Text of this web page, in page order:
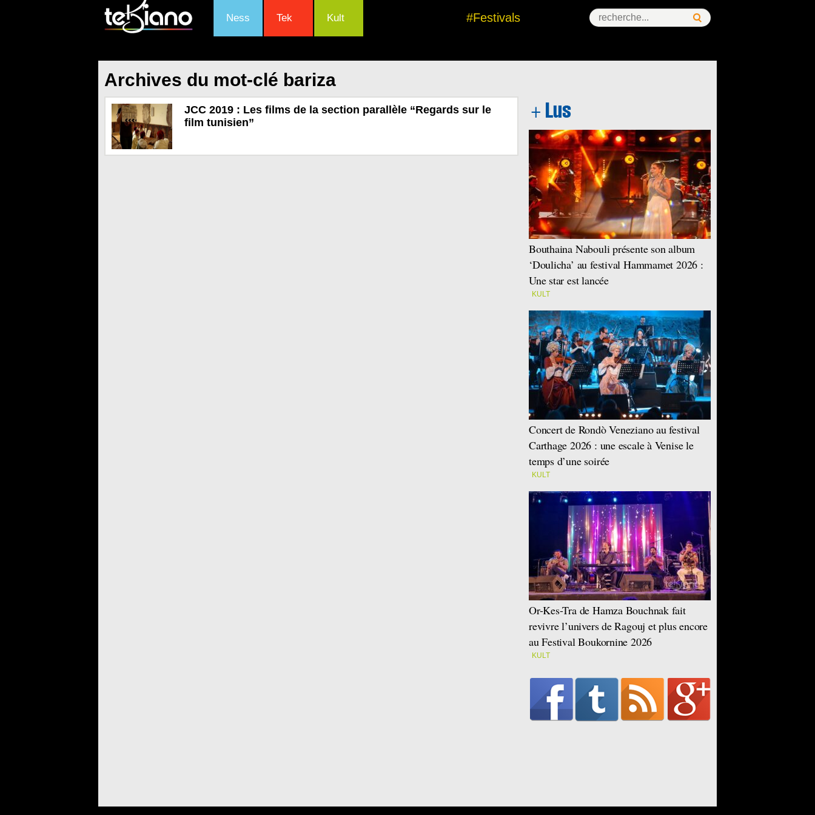
Ness Tek Kult #Festivals
Archives du mot-clé bariza
JCC 2019 : Les films de la section parallèle “Regards sur le
film tunisien”
Bouthaina Nabouli présente son album
‘Doulicha’ au festival Hammamet 2026 :
Une star est lancée
KULT
Concert de Rondò Veneziano au festival
Carthage 2026 : une escale à Venise le
temps d’une soirée
KULT
Or-Kes-Tra de Hamza Bouchnak fait
revivre l’univers de Ragouj et plus encore
au Festival Boukornine 2026
KULT